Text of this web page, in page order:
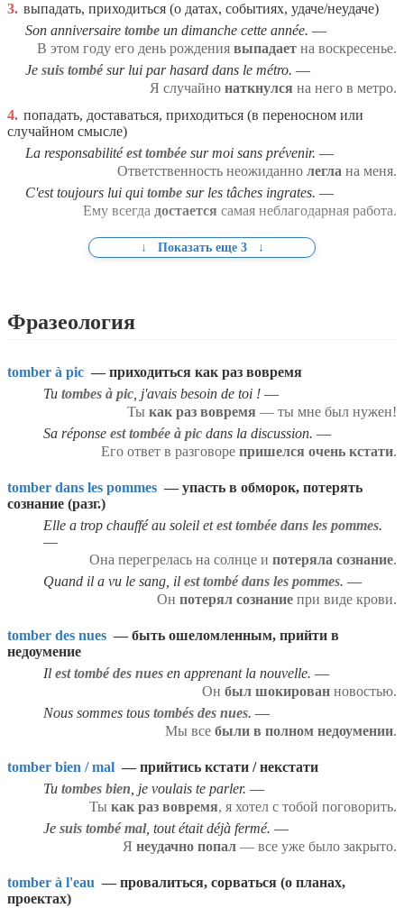
3. выпадать, приходиться (о датах, событиях, удаче/неудаче)
Son anniversaire tombe un dimanche cette année.
В этом году его день рождения выпадает на воскресенье.
Je suis tombésur lui par hasard dans le métro.
Я случайно наткнулся на него в метро.
4. попадать, доставаться, приходиться (в переносном или
случайном смысле)
La responsabilitéest tombée sur moi sans prévenir.
Ответственность неожиданно легла на меня.
C'est toujours lui qui tombe sur les tâches ingrates.
Ему всегда достается самая неблагодарная работа.
снижаться, падать (величины, цены, показатели,
интенсивность)
влюбляться (устойчивое переносное значение)
est tombéamoureux d'elle dès le premier regard.
Она незаметно для себя
выпасть / исчезнуть / выбыть (разговорные и спортивные
Он
Показать еще 3
Фразеология
tomber à pic — приходиться как раз вовремя
Tu tombes à pic , j'avais besoin de toi !
Ты как раз вовремя — ты мне был нужен!
Sa réponse est tombée à pic dans la discussion.
Его ответ в разговоре пришелся очень кстати.
tomber dans les pommes — упасть в обморок, потерять
сознание (разг.)
Elle a trop chauffé au soleil etest tombée dans les pommes.
Она перегрелась на солнце и потеряла сознание.
Quand il a vu le sang, il est tombé dans les pommes.
Он потерял сознание при виде крови.
tomber des nues — быть ошеломленным, прийти в
недоумение
Il est tombé des nues en apprenant la nouvelle.
Он был шокирован новостью.
Nous sommes tous tombés des nues.
Мы все были в полном недоумении.
tomber bien / mal — прийтись кстати / некстати
Tu tombes bien , je voulais te parler.
Ты как раз вовремя, я хотел с тобой поговорить.
Je suis tombé mal, tout était déjà fermé.
Я неудачно попал — все уже было закрыто.
tomber à l'eau — провалиться, сорваться (о планах,
проектах)